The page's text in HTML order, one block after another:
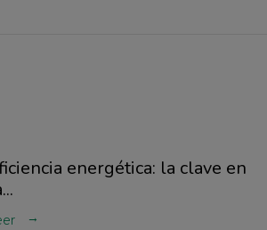
energética: la clave en